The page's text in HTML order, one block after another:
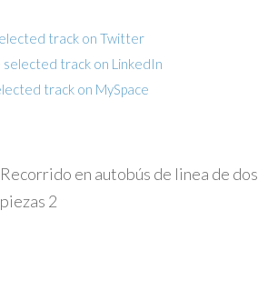
Recorrido en autobús de linea de dos
piezas 2